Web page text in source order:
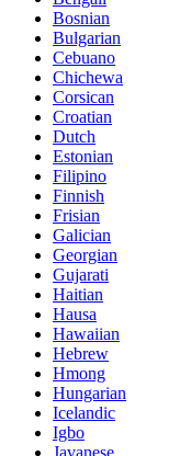
Bosnian
Bulgarian
Cebuano
Chichewa
Corsican
Croatian
Dutch
Estonian
Filipino
Finnish
Frisian
Galician
Georgian
Gujarati
Haitian
Hausa
Hawaiian
Hebrew
Hmong
Hungarian
Icelandic
Igbo